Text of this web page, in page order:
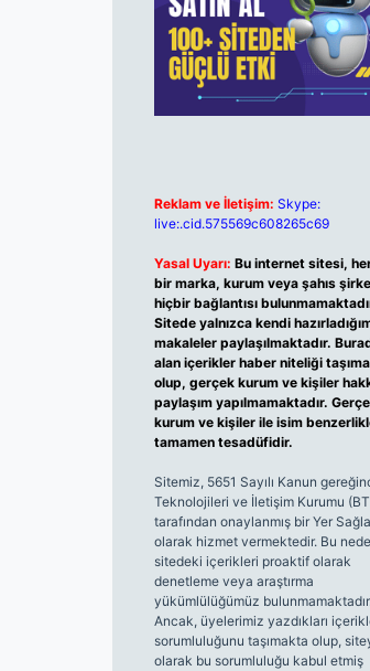
Reklam ve İletişim: Skype:
live:.cid.575569c608265c69
Yasal Uyarı: Bu internet sitesi,
bir marka, kurum veya şahıs
hiçbir bağlantısı
Sitede yalnızca kendi
makaleler paylaşılmaktadır.
alan içerikler haber niteliği
olup, gerçek kurum ve kişiler
paylaşım yapılmamaktadır.
kurum ve kişiler ile isim
tamamen tesadüfidir.
Sitemiz, 5651 Sayılı Kanun
Teknolojileri ve İletişim Kurumu
tarafından onaylanmış bir Yer
olarak hizmet vermektedir. Bu
sitedeki içerikleri proaktif olarak
denetleme veya araştırma
yükümlülüğümüz
Ancak, üyelerimiz yazdıkları
sorumluluğunu taşımakta olup,
olarak bu sorumluluğu kabul etmiş